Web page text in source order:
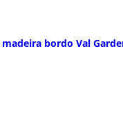
bordo Val